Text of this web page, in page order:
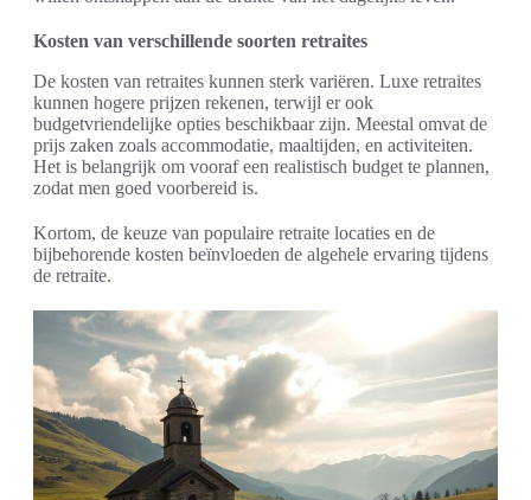
Kosten van verschillende soorten retraites
De kosten van retraites kunnen sterk variëren. Luxe retraites
kunnen hogere prijzen rekenen, terwijl er ook
budgetvriendelijke opties beschikbaar zijn. Meestal omvat de
prijs zaken zoals accommodatie, maaltijden, en activiteiten.
Het is belangrijk om vooraf een realistisch budget te plannen,
zodat men goed voorbereid is.
Kortom, de keuze van populaire retraite locaties en de
bijbehorende kosten beïnvloeden de algehele ervaring tijdens
de retraite.